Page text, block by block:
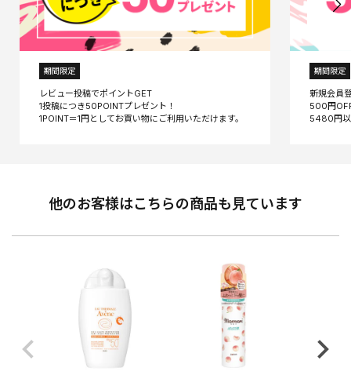
期間限定
レビュー投稿でポイントGET
1投稿につき50POINTプレゼント！
期間限定
新規会員
500円
他のお客様はこちらの商品も見ています